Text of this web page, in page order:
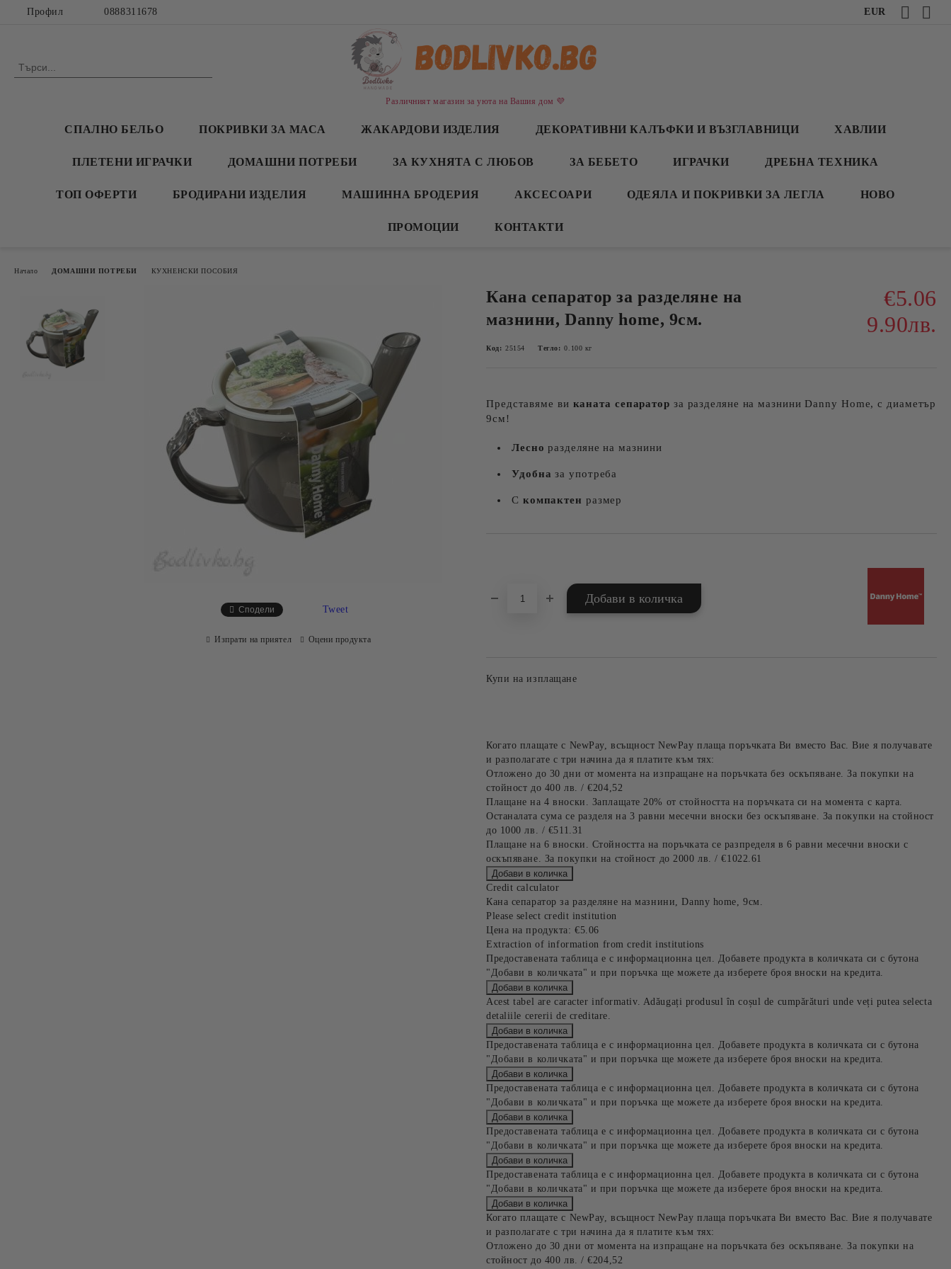
Профил 0888311678 EUR
Различният магазин за уюта на Вашия дом 💜
СПАЛНО БЕЛЬО ПОКРИВКИ ЗА МАСА ЖАКАРДОВИ ИЗДЕЛИЯ ДЕКОРАТИВНИ КАЛЪФКИ И ВЪЗГЛАВНИЦИ ХАВЛИИ
ПЛЕТЕНИ ИГРАЧКИ ДОМАШНИ ПОТРЕБИ ЗА КУХНЯТА С ЛЮБОВ ЗА БЕБЕТО ИГРАЧКИ ДРЕБНА ТЕХНИКА
ТОП ОФЕРТИ БРОДИРАНИ ИЗДЕЛИЯ МАШИННА БРОДЕРИЯ АКСЕСОАРИ ОДЕЯЛА И ПОКРИВКИ ЗА ЛЕГЛА НОВО
ПРОМОЦИИ КОНТАКТИ
Начало ДОМАШНИ ПОТРЕБИ КУХНЕНСКИ ПОСОБИЯ
Кана сепаратор за разделяне на
мазнини, Danny home, 9см.
€5.06
9.90лв.
Код: 25154 Тегло: 0.100 кг
Представяме ви каната сепаратор за разделяне на мазнини Danny Home, с диаметър
9см!
Лесно разделяне на мазнини
Удобна за употреба
С компактен размер
Купи на изплащане
Когато плащате с NewPay, всъщност NewPay плаща поръчката Ви вместо Вас. Вие я получавате
и разполагате с три начина да я платите към тях:
Отложено до 30 дни от момента на изпращане на поръчката без оскъпяване. За покупки на
стойност до 400 лв. / €204,52
Плащане на 4 вноски. Заплащате 20% от стойността на поръчката си на момента с карта.
Останалата сума се разделя на 3 равни месечни вноски без оскъпяване. За покупки на стойност
до 1000 лв. / €511.31
Плащане на 6 вноски. Стойността на поръчката се разпределя в 6 равни месечни вноски с
оскъпяване. За покупки на стойност до 2000 лв. / €1022.61
Credit calculator
Кана сепаратор за разделяне на мазнини, Danny home, 9см.
Please select credit institution
Цена на продукта: €5.06
Extraction of information from credit institutions
Предоставената таблица е с информационна цел. Добавете продукта в количката си с бутона
"Добави в количката" и при поръчка ще можете да изберете броя вноски на кредита.
Acest tabel are caracter informativ. Adăugați produsul în coșul de cumpărături unde veți putea selecta
detaliile cererii de creditare.
Предоставената таблица е с информационна цел. Добавете продукта в количката си с бутона
"Добави в количката" и при поръчка ще можете да изберете броя вноски на кредита.
Предоставената таблица е с информационна цел. Добавете продукта в количката си с бутона
"Добави в количката" и при поръчка ще можете да изберете броя вноски на кредита.
Предоставената таблица е с информационна цел. Добавете продукта в количката си с бутона
"Добави в количката" и при поръчка ще можете да изберете броя вноски на кредита.
Предоставената таблица е с информационна цел. Добавете продукта в количката си с бутона
"Добави в количката" и при поръчка ще можете да изберете броя вноски на кредита.
Когато плащате с NewPay, всъщност NewPay плаща поръчката Ви вместо Вас. Вие я получавате
и разполагате с три начина да я платите към тях:
Отложено до 30 дни от момента на изпращане на поръчката без оскъпяване. За покупки на
стойност до 400 лв. / €204,52
Сподели Tweet
Изпрати на приятел Оцени продукта